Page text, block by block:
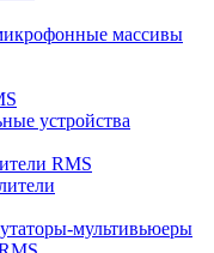
массивы
устройства
RMS
мультивьюеры